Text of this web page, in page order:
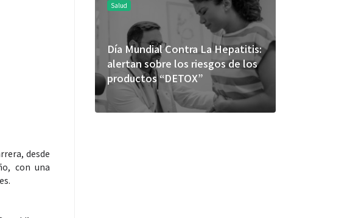
desde
con una
Salud
Día Mundial Contra La Hepatitis:
alertan sobre los riesgos de los
productos “DETOX”